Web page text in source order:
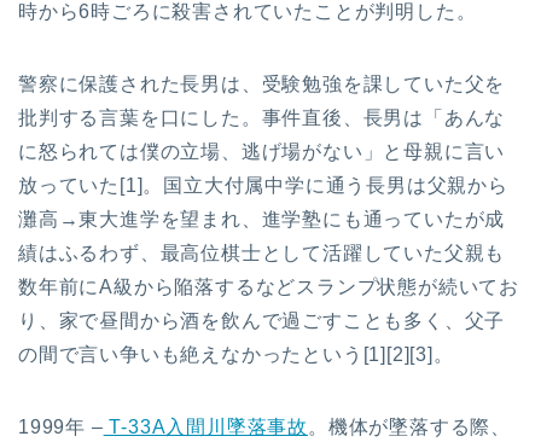
時から6時ごろに殺害されていたことが判明した。
警察に保護された長男は、受験勉強を課していた父を
批判する言葉を口にした。事件直後、長男は「あんな
に怒られては僕の立場、逃げ場がない」と母親に言い
放っていた[1]。国立大付属中学に通う長男は父親から
灘高→東大進学を望まれ、進学塾にも通っていたが成
績はふるわず、最高位棋士として活躍していた父親も
数年前にA級から陥落するなどスランプ状態が続いてお
り、家で昼間から酒を飲んで過ごすことも多く、父子
の間で言い争いも絶えなかったという[1][2][3]。
1999年 – T-33A入間川墜落事故。機体が墜落する際、